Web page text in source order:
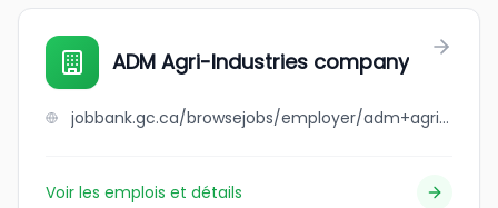
ADM Agri-Industries company
jobbank.gc.ca/browsejobs/employer/adm+agri-industries+company/ca
Voir les emplois et détails